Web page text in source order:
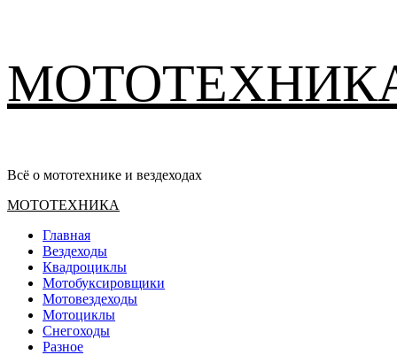
содержимому
Всё о мототехнике и вездеходах
Основное
МОТОТЕХНИКА
Главная
Вездеходы
Квадроциклы
Мотобуксировщики
Мотовездеходы
Мотоциклы
Снегоходы
Разное